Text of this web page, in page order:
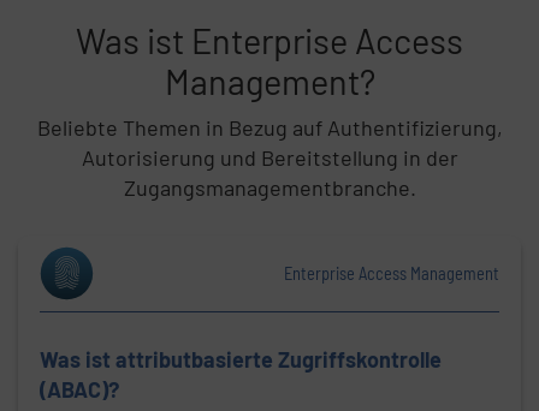
Listeninhalt überspringen
Was ist Enterprise Access
Management?
Beliebte Themen in Bezug auf Authentifizierung,
Autorisierung und Bereitstellung in der
Zugangsmanagementbranche.
Enterprise Access Management
Was ist attributbasierte Zugriffskontrolle
(ABAC)?